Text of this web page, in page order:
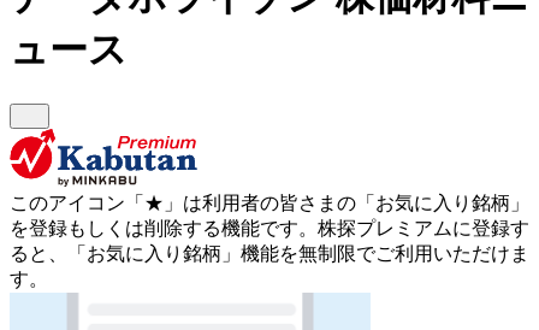
ュース
このアイコン 「★」 は利用者の皆さまの 「お気に入り銘柄」
を登録もしくは削除する機能です。 株探プレミアムに登録す
ると、「お気に入り銘柄」機能を無制限でご利用いただけま
す。